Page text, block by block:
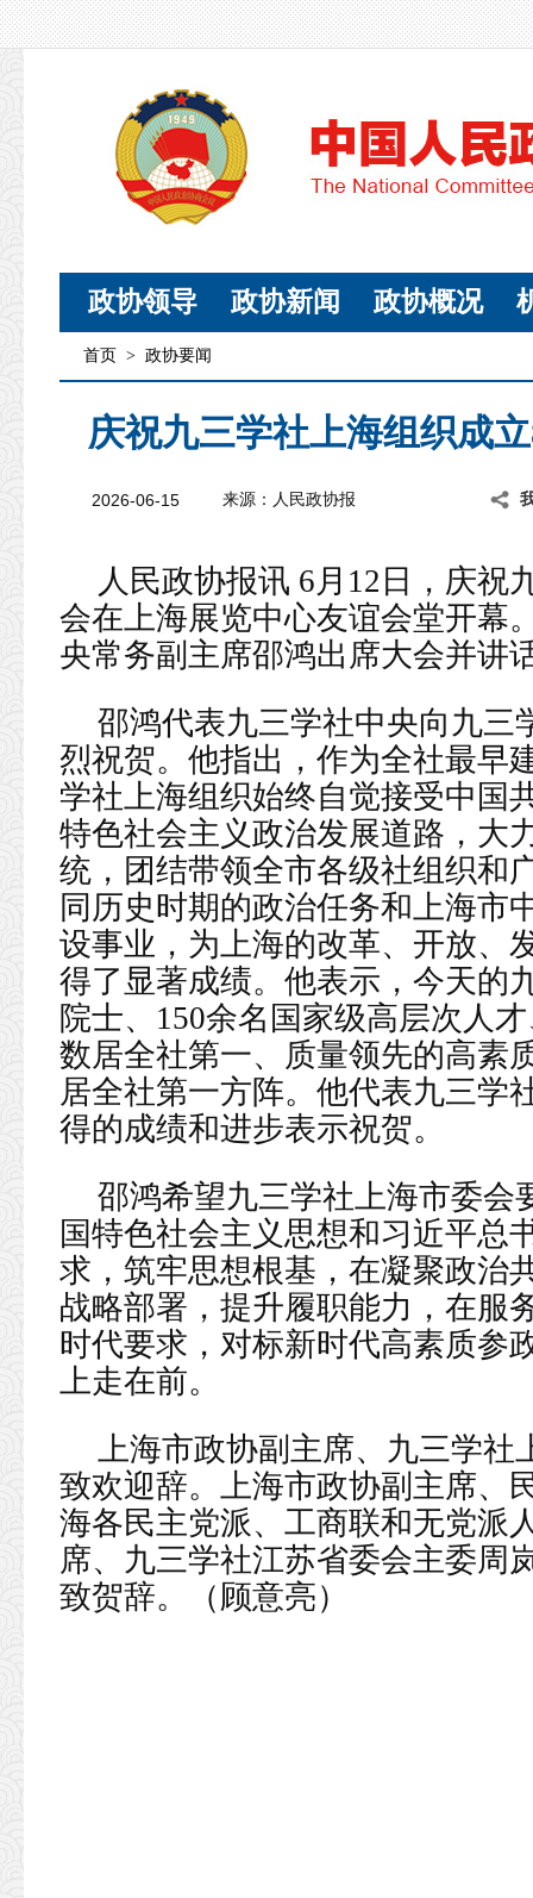
政协领导 政协新闻 政协概况
首页 > 政协要闻
庆祝九三学社上海组织成
2026-06-15 来源：人民政协报
人民政协报讯 6月12日，庆祝
会在上海展览中心友谊会堂开幕
央常务副主席邵鸿出席大会并讲
邵鸿代表九三学社中央向九三
烈祝贺。他指出，作为全社最早
学社上海组织始终自觉接受中国
特色社会主义政治发展道路，大
统，团结带领全市各级社组织和
同历史时期的政治任务和上海市
设事业，为上海的改革、开放、
得了显著成绩。他表示，今天的
院士、150余名国家级高层次人
数居全社第一、质量领先的高素
居全社第一方阵。他代表九三学
得的成绩和进步表示祝贺。
邵鸿希望九三学社上海市委会
国特色社会主义思想和习近平总
求，筑牢思想根基，在凝聚政治
战略部署，提升履职能力，在服
时代要求，对标新时代高素质参
上走在前。
上海市政协副主席、九三学社
致欢迎辞。上海市政协副主席、
海各民主党派、工商联和无党派
席、九三学社江苏省委会主委周
致贺辞。
（顾意亮）